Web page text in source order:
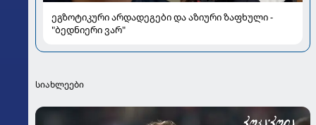
ეგზოტიკური არდადეგები და აზიური ზაფხული -
"ბედნიერი ვარ"
სიახლეები